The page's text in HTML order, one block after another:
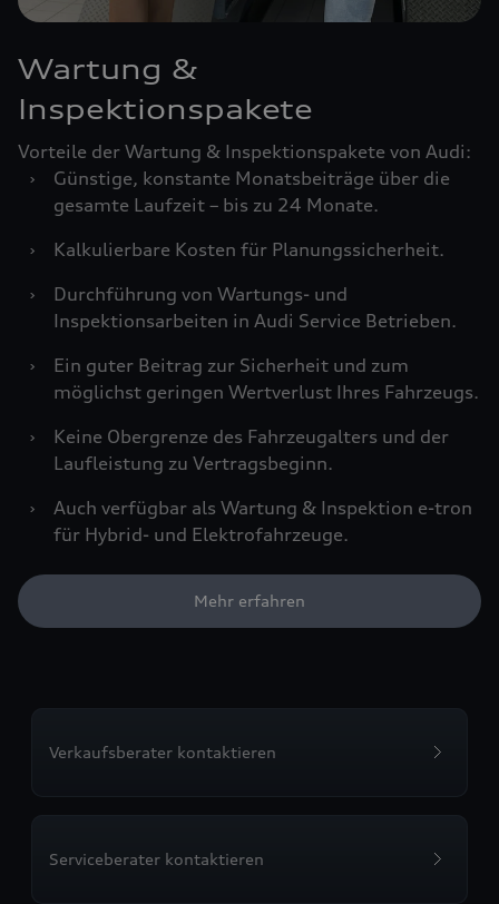
Wartung &
Inspektionspakete
Vorteile der Wartung & Inspektionspakete von Audi:
›
Günstige, konstante Monatsbeiträge über die
gesamte Laufzeit – bis zu 24 Monate.
›
Kalkulierbare Kosten für Planungssicherheit.
›
Durchführung von Wartungs- und
Inspektionsarbeiten in Audi Service Betrieben.
›
Ein guter Beitrag zur Sicherheit und zum
möglichst geringen Wertverlust Ihres Fahrzeugs.
›
Keine Obergrenze des Fahrzeugalters und der
Laufleistung zu Vertragsbeginn.
›
Auch verfügbar als Wartung & Inspektion e-tron
für Hybrid- und Elektrofahrzeuge.
Mehr erfahren
Verkaufsberater kontaktieren
Serviceberater kontaktieren